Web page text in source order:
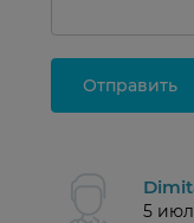
Отправить
5